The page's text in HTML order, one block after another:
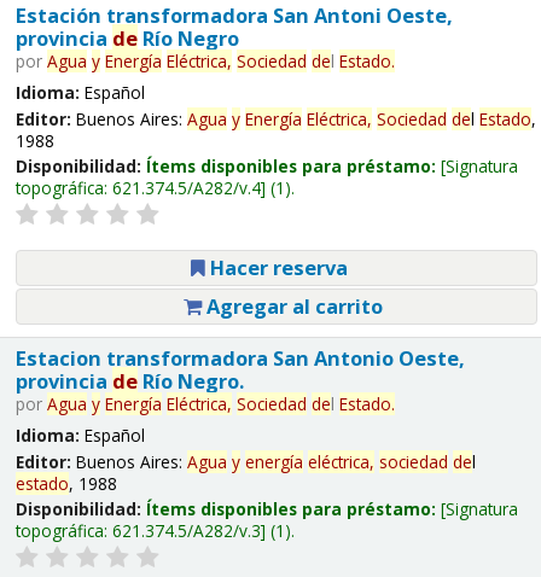
Estación transformadora San Antoni Oeste,
provincia deRío Negro
por Agua y Energía Eléctrica, Sociedad del Estado.
Idioma: Español
Editor: Buenos Aires: Agua y Energía Eléctrica, Sociedad del Estado,
1988
Disponibilidad: Ítems disponibles para préstamo: Signatura
topográfica: 621.374.5/A282/v.4 (1).
Hacer reserva
Agregar al carrito
Estacion transformadora San Antonio Oeste,
provincia deRío Negro.
por Agua y Energía Eléctrica, Sociedad del Estado.
Idioma: Español
Editor: Buenos Aires: Agua y energía eléctrica, sociedad del
estado, 1988
Disponibilidad: Ítems disponibles para préstamo: Signatura
topográfica: 621.374.5/A282/v.3 (1).